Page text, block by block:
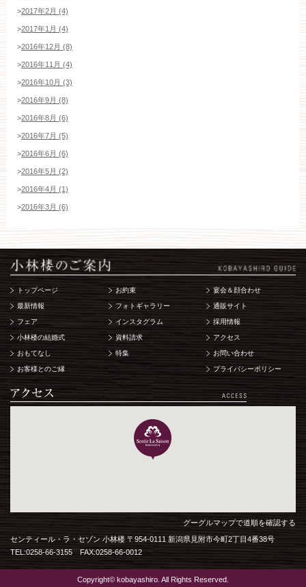
>2017年2月 (4)
>2017年1月 (4)
>2016年12月 (8)
>2016年11月 (4)
>2016年10月 (3)
>2016年9月 (8)
>2016年8月 (6)
>2016年7月 (5)
>2016年6月 (6)
>2016年5月 (2)
>2016年4月 (1)
>2016年3月 (6)
トップページ
最新情報
フェア
小林楼の結婚式
おもてなし
お客様とのご縁
お約束
フォトギャラリー
インスタグラム
資料請求
特集
宴会＆顔合わせ
通販サイト
採用情報
アクセス
お問い合わせ
プライバシーポリシー
グーグルマップで道順を確認する
センティール・ラ・セゾン 小林楼 〒954-0111 新潟県見附市今町2丁目4番38号
TEL:0258-66-3155 FAX:0258-66-0012
Copyright© kobayashiro. All Rights Reserved.